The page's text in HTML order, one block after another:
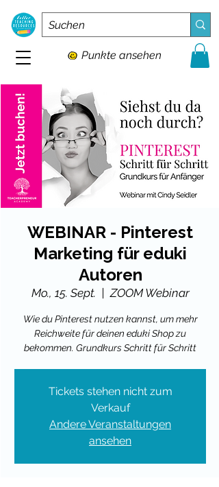
Punkte ansehen
WEBINAR - Pinterest
Marketing für eduki
Autoren
Mo., 15. Sept.
  |
ZOOM Webinar
Wie du Pinterest nutzen kannst, um mehr
Reichweite für deinen eduki Shop zu
bekommen. Grundkurs Schritt für Schritt
Tickets stehen nicht zum
Verkauf
Andere Veranstaltungen
ansehen